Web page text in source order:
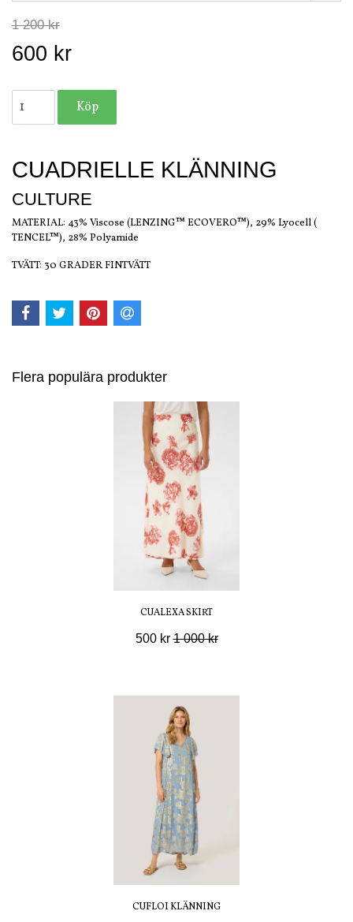
1 200 kr
600 kr
CUADRIELLE KLÄNNING
CULTURE
MATERIAL: 43% Viscose (LENZING™ ECOVERO™), 29% Lyocell (
TENCEL™), 28% Polyamide
TVÄTT: 30 GRADER FINTVÄTT
Flera populära produkter
CUALEXA SKIRT
500 kr1 000 kr
CUFLOI KLÄNNING